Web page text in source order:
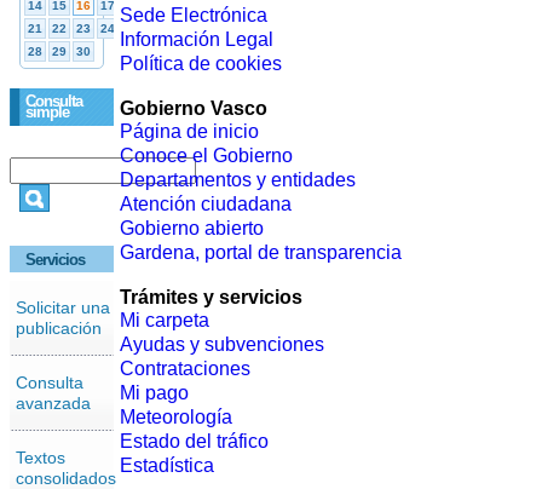
Consulta
simple
Servicios
Solicitar una
publicación
Consulta
avanzada
Textos
consolidados
Sede Electrónica
Información Legal
Política de cookies
Gobierno Vasco
Página de inicio
Conoce el Gobierno
Departamentos y entidades
Atención ciudadana
Gobierno abierto
Gardena, portal de transparencia
Trámites y servicios
Mi carpeta
Ayudas y subvenciones
Contrataciones
Mi pago
Meteorología
Estado del tráfico
Estadística